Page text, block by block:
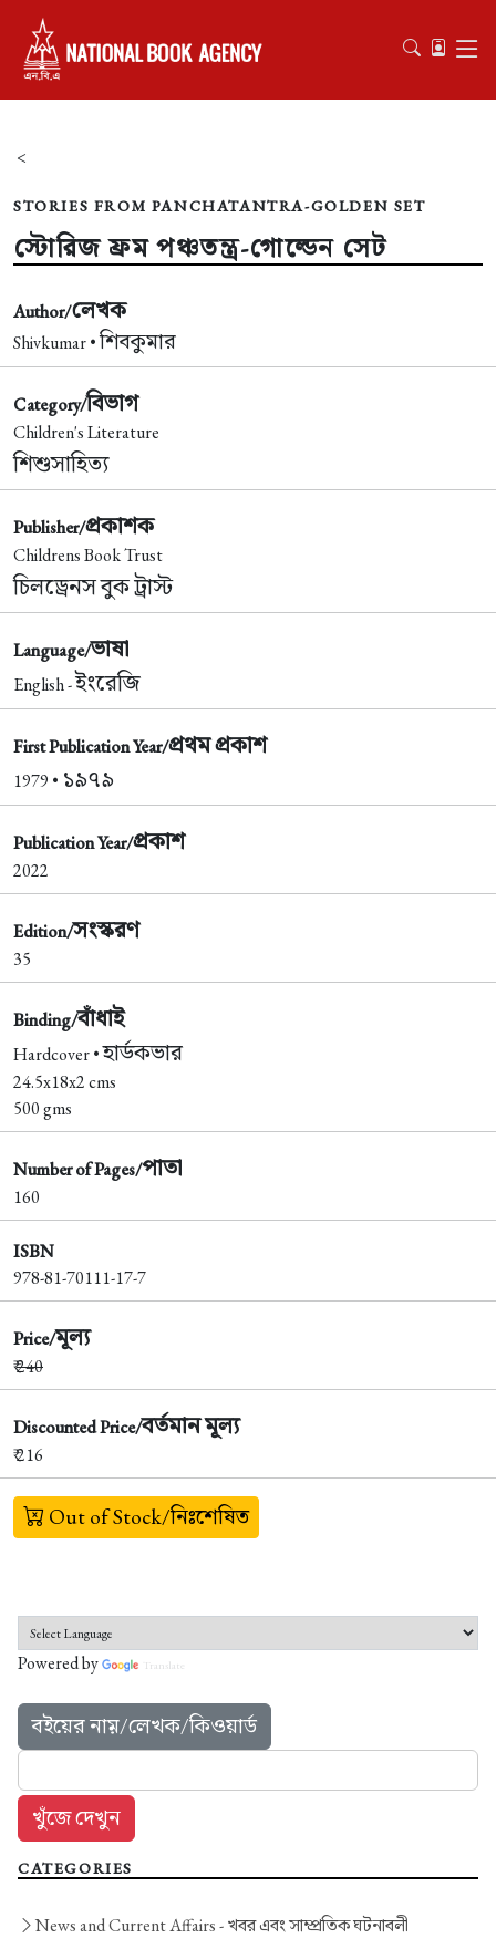
<
STORIES FROM PANCHATANTRA-GOLDEN SET
স্টোরিজ ফ্রম পঞ্চতন্ত্র-গোল্ডেন সেট
Author/লেখক
Shivkumar •শিবকুমার
Category/বিভাগ
Children's Literature
শিশুসাহিত্য
Publisher/প্রকাশক
Childrens Book Trust
চিলড্রেনস বুক ট্রাস্ট
Language/ভাষা
English -ইংরেজি
First Publication Year/প্রথম প্রকাশ
1979 • ১৯৭৯
Publication Year/প্রকাশ
2022
Edition/সংস্করণ
35
Binding/বাঁধাই
Hardcover •হার্ডকভার
24.5x18x2 cms
500 gms
Number of Pages/পাতা
160
ISBN
978-81-70111-17-7
Price/মূল্য
₹240
Discounted Price/বর্তমান মূল্য
₹ 216
Out of Stock/নিঃশেষিত
Powered by Translate
বইয়ের নাম়/লেখক/কিওয়ার্ড
CATEGORIES
News and Current Affairs -খবর এবং সাম্প্রতিক ঘটনাবলী